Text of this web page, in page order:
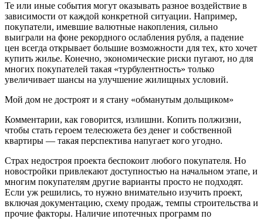
Те или иные события могут оказывать разное воздействие в
зависимости от каждой конкретной ситуации. Например,
покупатели, имевшие валютные накопления, сильно
выиграли на фоне рекордного ослабления рубля, а падение
цен всегда открывает большие возможности для тех, кто хочет
купить жилье. Конечно, экономические риски пугают, но для
многих покупателей такая «турбулентность» только
увеличивает шансы на улучшение жилищных условий.
Мой дом не достроят и я стану «обманутым дольщиком»
Комментарии, как говорится, излишни. Копить полжизни,
чтобы стать героем телесюжета без денег и собственной
квартиры — такая перспектива напугает кого угодно.
Страх недостроя проекта беспокоит любого покупателя. Но
новостройки привлекают доступностью на начальном этапе, и
многим покупателям другие варианты просто не подходят.
Если уж решились, то нужно внимательно изучить проект,
включая документацию, схему продаж, темпы строительства и
прочие факторы. Наличие ипотечных программ по